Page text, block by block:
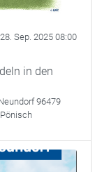
Sep. 2025 08:00
in den
96479